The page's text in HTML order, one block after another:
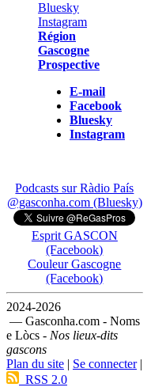
Région
Gascogne
Prospective
E-mail
Facebook
Bluesky
Instagram
Podcasts sur Ràdio País
@gasconha.com (Bluesky)
Esprit GASCON
(Facebook)
Couleur Gascogne
(Facebook)
2024-2026
— Gasconha.com - Noms
e Lòcs - Nos lieux-dits
gascons
Plan du site | Se connecter|
RSS 2.0